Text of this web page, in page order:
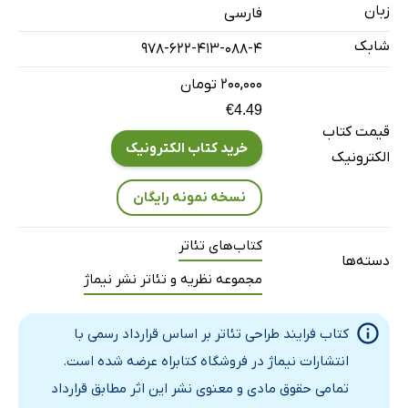
فصل دوم؛ بخش دهم: با کمی رنگ هم، نتیجه می‌گیرید!
فصل سوم؛ بخش یازدهم: کار با طناب
فصل سوم؛ بخش سیزدهم: این وسیله روشنه؟
فصل چهارم؛ بخش چهاردهم: همه‌چیز مهیاست
فصل چهارم؛ بخش پانزدهم: چهره‌ات را شاد کن!
فصل پنجم؛ بخش شانزدهم: فراتر از عروسک‌های دستی
فصل پنجم؛ بخش هفدهم: جادوی پشت صحنه
فصل ششم؛ بخش هجدهم: هشدار، آماده‌باش، اجرا!
فصل ششم؛ بخش نوزدهم: اجرای نمایش در سفر
واژه‌نامه تخصصی
زبان
فارسی
شابک
978-622-413-088-4
قیمت کتاب
الکترونیک
۲۰۰,۰۰۰ تومان
€4.49
خرید کتاب الکترونیک
نسخه نمونه رایگان
دسته‌ها
کتاب‌های تئاتر
مجموعه نظریه و تئاتر نشر نیماژ
کتاب فرایند طراحی تئاتر بر اساس قرارداد رسمی با
انتشارات نیماژ در فروشگاه کتابراه عرضه شده است.
تمامی حقوق مادی و معنوی نشر این اثر مطابق قرارداد